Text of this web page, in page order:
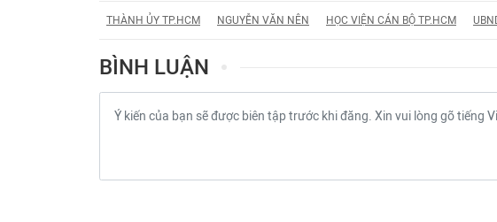
THÀNH ỦY TP.HCM NGUYỄN VĂN NÊN HỌC VIỆN CÁN BỘ TP.HCM
BÌNH LUẬN